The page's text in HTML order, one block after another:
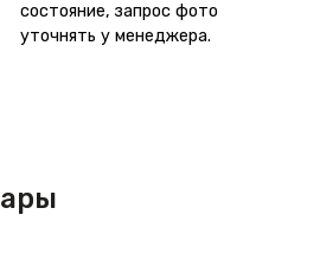
состояние, запрос фото
уточнять у менеджера.